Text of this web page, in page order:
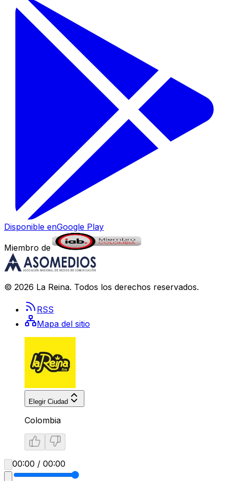
Disponible enGoogle Play
Miembro de
© 2026 La Reina. Todos los derechos reservados.
RSS
Mapa del sitio
Elegir Ciudad
Colombia
00:00 / 00:00